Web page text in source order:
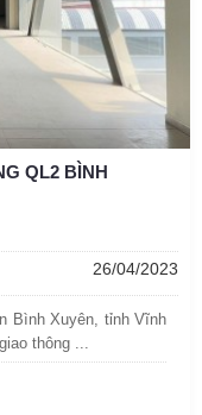
QL2 BÌNH
26/04/2023
Bình Xuyên, tỉnh Vĩnh
thông ...